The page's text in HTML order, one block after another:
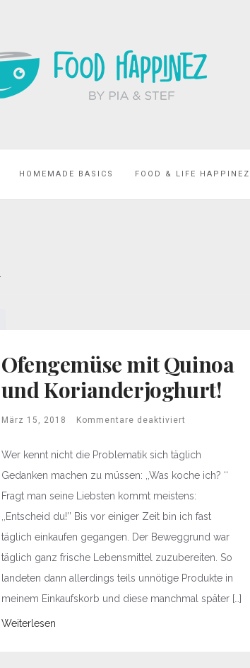
HOMEMADE BASICS FOOD & LIFE HAPPINEZ
Ofengemüse mit Quinoa
und Korianderjoghurt!
März 15, 2018 Kommentare deaktiviert
Wer kennt nicht die Problematik sich täglich
Gedanken machen zu müssen: ,,Was koche ich? ‘‘
Fragt man seine Liebsten kommt meistens:
,,Entscheid du!’’ Bis vor einiger Zeit bin ich fast
täglich einkaufen gegangen. Der Beweggrund war
täglich ganz frische Lebensmittel zuzubereiten. So
landeten dann allerdings teils unnötige Produkte in
meinem Einkaufskorb und diese manchmal später […]
Weiterlesen